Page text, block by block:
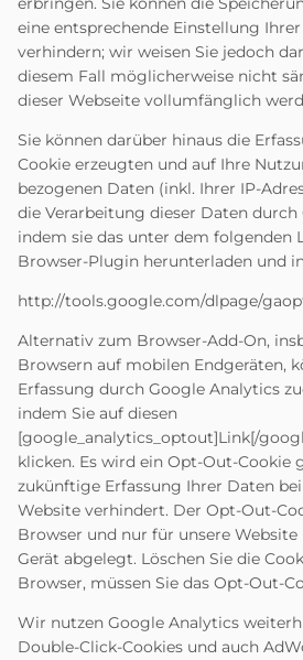
eine entsprechende Einstellung
verhindern; wir weisen Sie jedoch
diesem Fall möglicherweise nicht
dieser Webseite vollumfänglich
Sie können darüber hinaus die
Cookie erzeugten und auf Ihre
bezogenen Daten (inkl. Ihrer IP-
die Verarbeitung dieser Daten
indem sie das unter dem folgenden
Browser-Plugin herunterladen und
http://tools.google.com/dlpage/
Alternativ zum Browser-Add-On,
Browsern auf mobilen Endgeräten,
Erfassung durch Google Analytics
indem Sie auf diesen
[google_analytics_optout]Link[/
klicken. Es wird ein Opt-Out-Cookie
zukünftige Erfassung Ihrer Daten
Website verhindert. Der Opt-Out-
Browser und nur für unsere
Gerät abgelegt. Löschen Sie die
Browser, müssen Sie das Opt-Out-
Wir nutzen Google Analytics
Double-Click-Cookies und auch